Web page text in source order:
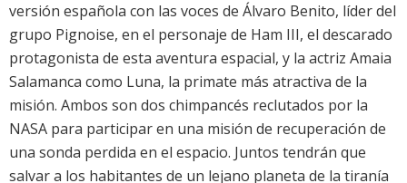
versión española con las voces de Álvaro Benito, líder del
grupo Pignoise, en el personaje de Ham III, el descarado
protagonista de esta aventura espacial, y la actriz Amaia
Salamanca como Luna, la primate más atractiva de la
misión. Ambos son dos chimpancés reclutados por la
NASA para participar en una misión de recuperación de
una sonda perdida en el espacio. Juntos tendrán que
salvar a los habitantes de un lejano planeta de la tiranía